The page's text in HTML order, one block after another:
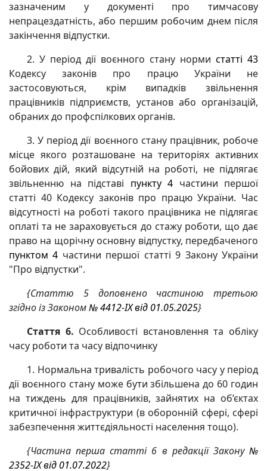
зазначеним у документі про тимчасову
непрацездатність, або першим робочим днем після
закінчення відпустки.
2. У період дії воєнного стану норми статті 43
Кодексу законів про працю України не
застосовуються, крім випадків звільнення
працівників підприємств, установ або організацій,
обраних до профспілкових органів.
3. У період дії воєнного стану працівник, робоче
місце якого розташоване на територіях активних
бойових дій, який відсутній на роботі, не підлягає
звільненню на підставі пункту 4 частини першої
статті 40 Кодексу законів про працю України. Час
відсутності на роботі такого працівника не підлягає
оплаті та не зараховується до стажу роботи, що дає
право на щорічну основну відпустку, передбаченого
пунктом 4 частини першої статті 9 Закону України
"Про відпустки".
{Статтю 5 доповнено частиною третьою
згідно із Законом№ 4412-IX від 01.05.2025}
Стаття 6. Особливості встановлення та обліку
часу роботи та часу відпочинку
1. Нормальна тривалість робочого часу у період
дії воєнного стану може бути збільшена до 60 годин
на тиждень для працівників, зайнятих на об’єктах
критичної інфраструктури (в оборонній сфері, сфері
забезпечення життєдіяльності населення тощо).
{Частина перша статті 6 в редакції Закону №
2352-IX від 01.07.2022}